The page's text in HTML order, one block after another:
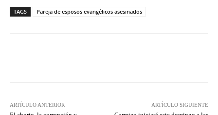
TAGS Pareja de esposos evangélicos asesinados
ARTÍCULO ANTERIOR ARTÍCULO SIGUIENTE